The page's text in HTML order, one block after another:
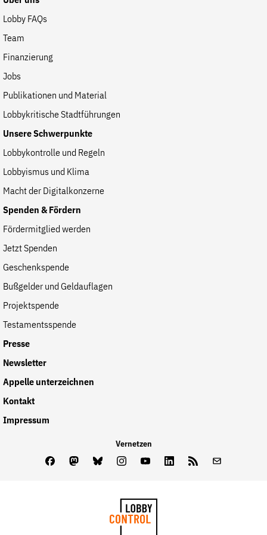
Lobby FAQs
Team
Finanzierung
Jobs
Publikationen und Material
Lobbykritische Stadtführungen
Unsere Schwerpunkte
Lobbykontrolle und Regeln
Lobbyismus und Klima
Macht der Digitalkonzerne
Spenden & Fördern
Fördermitglied werden
Jetzt Spenden
Geschenkspende
Bußgelder und Geldauflagen
Projektspende
Testamentsspende
Presse
Newsletter
Appelle unterzeichnen
Kontakt
Impressum
Vernetzen
FacebookMastodon
BlueskyInstagram
YoutubeLinkedInFeed